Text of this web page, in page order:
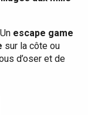
escape game
sur la côte ou
d’oser et de